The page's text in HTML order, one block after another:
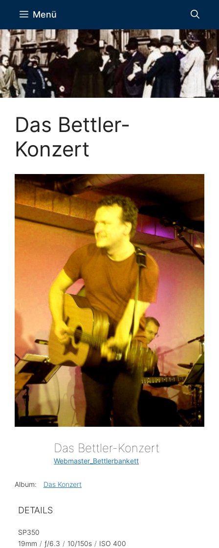
Inhalt
springen
Menü
Das Bettler-
Konzert
Das Bettler-Konzert
Webmaster_Bettlerbankett
Album: Das Konzert
DETAILS
SP350
19mm / ƒ/6.3 / 10/150s / ISO 400